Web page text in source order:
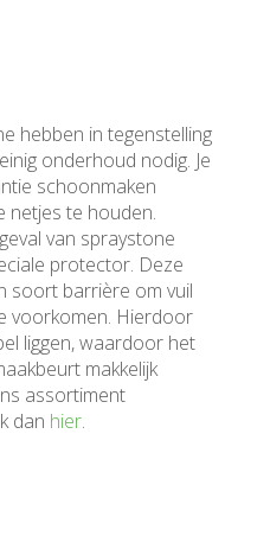
hebben in tegenstelling
onderhoud nodig. Je
schoonmaken
netjes te houden.
van spraystone
protector. Deze
soort barrière om vuil
voorkomen. Hierdoor
liggen, waardoor het
makkelijk
assortiment
dan hier.